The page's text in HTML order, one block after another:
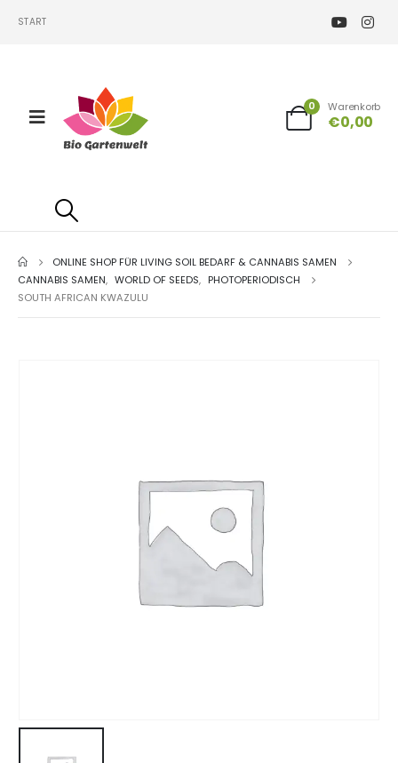
START
0 Warenkorb
€0,00
ONLINE SHOP FÜR LIVING SOIL BEDARF & CANNABIS SAMEN
CANNABIS SAMEN, WORLD OF SEEDS, PHOTOPERIODISCH
SOUTH AFRICAN KWAZULU